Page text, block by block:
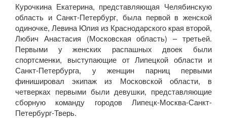
Курочкина Екатерина, представляющая Челябинскую
область и Санкт-Петербург, была первой в женской
одиночке, Левина Юлия из Краснодарского края второй,
Любич Анастасия (Московская область) – третьей.
Первыми у женских распашных двоек были
спортсменки, выступающие от Липецкой области и
Санкт-Петербурга, у женщин парниц первыми
финишировал экипаж из Московской области, в
четверках первыми были девушки, представляющие
сборную команду городов Липецк-Москва-Санкт-
Петербург-Тверь.